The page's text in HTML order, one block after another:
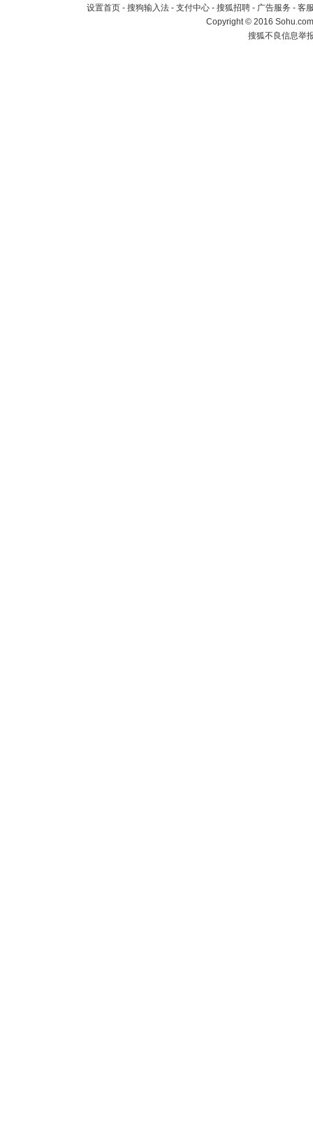
设置首页 - 搜狗输入法 - 支付中心 - 搜狐招聘 - 广告服务 - 客
Copyright©2016
搜狐不良信息举